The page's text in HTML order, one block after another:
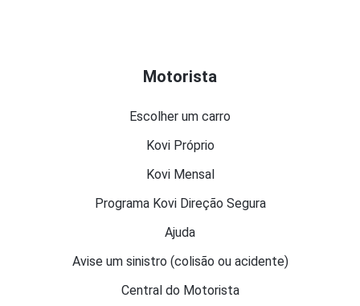
Motorista
Escolher um carro
Kovi Próprio
Kovi Mensal
Programa Kovi Direção Segura
Ajuda
Avise um sinistro (colisão ou acidente)
Central do Motorista